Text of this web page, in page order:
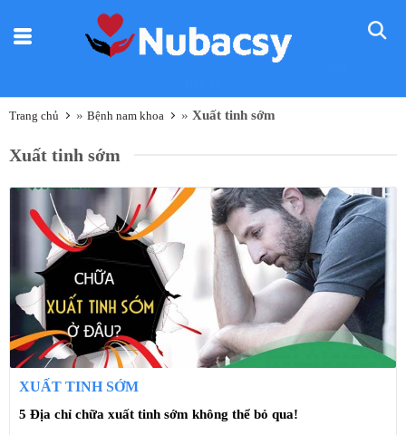
Trang chủ » Bệnh nam khoa » Xuất tinh sớm
Xuất tinh sớm
XUẤT TINH SỚM
5 Địa chỉ chữa xuất tinh sớm không thể bỏ qua!